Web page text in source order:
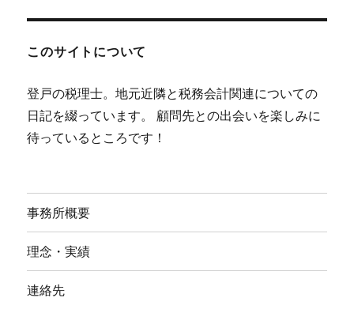
このサイトについて
登戸の税理士。地元近隣と税務会計関連についての
日記を綴っています。 顧問先との出会いを楽しみに
待っているところです！
事務所概要
理念・実績
連絡先